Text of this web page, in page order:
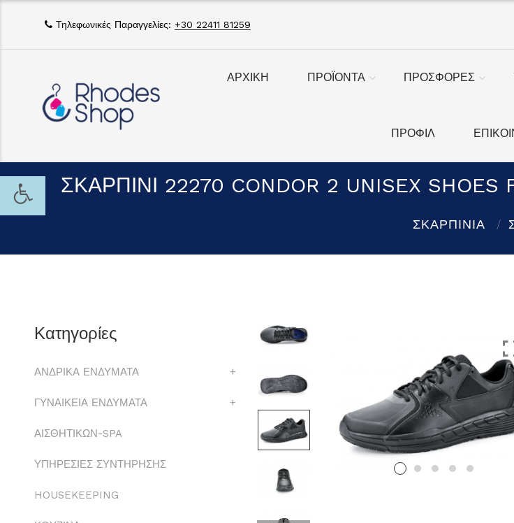
Τηλεφωνικές Παραγγελίες: +30 22411 81259
ΑΡΧΙΚΗ ΠΡΟΪΟΝΤΑ ΠΡΟΣΦΟΡΕΣ
ΠΡΟΦΙΛ
ΣΚΑΡΠΙΝΙ 22270 CONDOR 2 UNISEX SHOES
ΣΚΑΡΠΙΝΙΑ
Κατηγορίες
ΑΝΔΡΙΚΑ ΕΝΔΥΜΑΤΑ +
ΓΥΝΑΙΚΕΙΑ ΕΝΔΥΜΑΤΑ +
ΑΙΣΘΗΤΙΚΩΝ-SPA
ΥΠΗΡΕΣΙΕΣ ΣΥΝΤΗΡΗΣΗΣ
HOUSEKEEPING